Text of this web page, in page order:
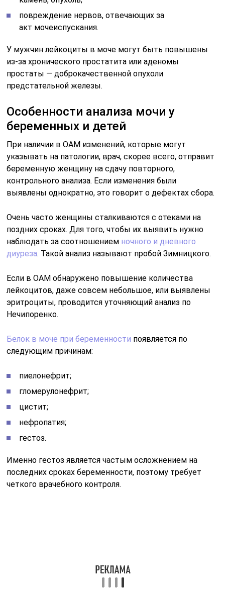
повреждение нервов, отвечающих за
акт мочеиспускания.
У мужчин лейкоциты в моче могут быть повышены
из-за хронического простатита или аденомы
простаты — доброкачественной опухоли
предстательной железы.
Особенности анализа мочи у
беременных и детей
При наличии в ОАМ изменений, которые могут
указывать на патологии, врач, скорее всего, отправит
беременную женщину на сдачу повторного,
контрольного анализа. Если изменения были
выявлены однократно, это говорит о дефектах сбора.
Очень часто женщины сталкиваются с отеками на
поздних сроках. Для того, чтобы их выявить нужно
наблюдать за соотношением ночного и дневного
диуреза. Такой анализ называют пробой Зимницкого.
Если в ОАМ обнаружено повышение количества
лейкоцитов, даже совсем небольшое, или выявлены
эритроциты, проводится уточняющий анализ по
Нечипоренко.
Белок в моче при беременности появляется по
следующим причинам:
пиелонефрит;
гломерулонефрит;
цистит;
нефропатия;
гестоз.
Именно гестоз является частым осложнением на
последних сроках беременности, поэтому требует
четкого врачебного контроля.